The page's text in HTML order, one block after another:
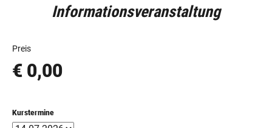
Informationsveranstaltung
Kurstermine
Preis
€ 0,00